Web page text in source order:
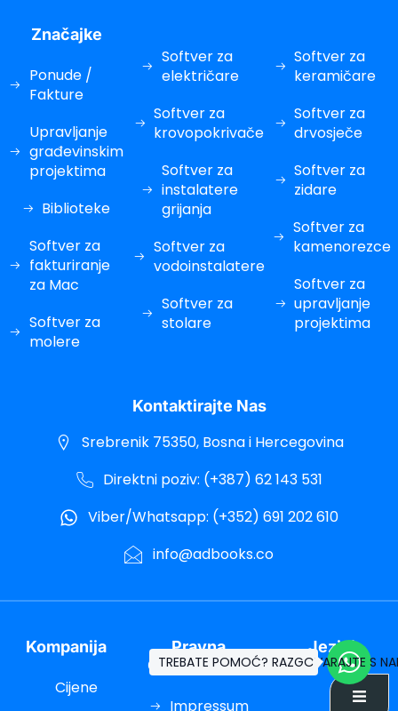
Značajke
Ponude /
Fakture
Upravljanje
građevinskim
projektima
Biblioteke
Softver za
fakturiranje
za Mac
Softver za
molere
Softver za
električare
Softver za
krovopokrivače
Softver za
instalatere
grijanja
Softver za
vodoinstalatere
Softver za
stolare
Softver za
keramičare
Softver za
drvosječe
Softver za
zidare
Softver za
kamenorezce
Softver za
upravljanje
projektima
Kontaktirajte Nas
Srebrenik 75350, Bosna i Hercegovina
Direktni poziv: (+387) 62 143 531
Viber/Whatsapp: (+352) 691 202 610
info@adbooks.co
Kompanija
Cijene
Pravna
Obavještenja
Impressum
Jezici
TREBATE POMOĆ? RAZGOVARAJTE S